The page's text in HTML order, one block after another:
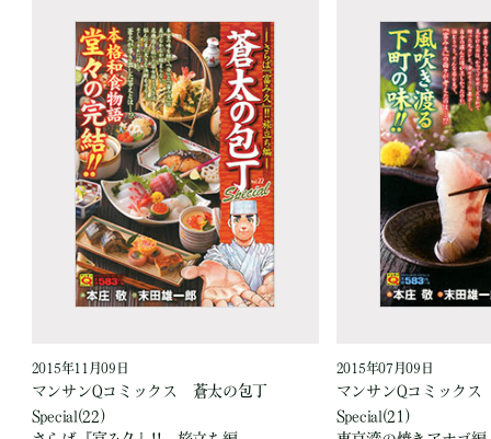
2015年11月09日
マンサンQコミックス 蒼太の包丁
Special(22)
2015年07月09日
マンサンQコミック
Special(21)